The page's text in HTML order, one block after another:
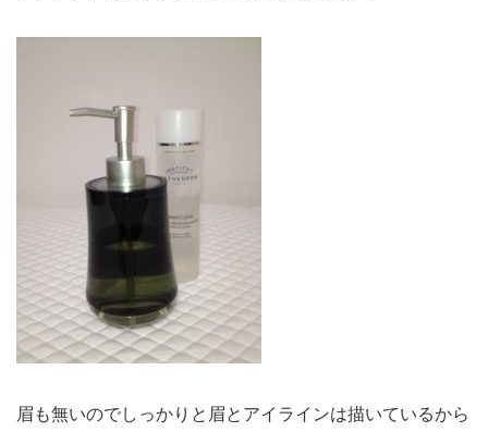
眉も無いのでしっかりと眉とアイラインは描いているから